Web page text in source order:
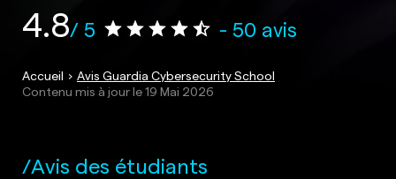
4.8/ 5 - 50 avis
Accueil
Avis Guardia Cybersecurity School
Contenu mis à jour le19 Mai 2026
Avis des étudiants